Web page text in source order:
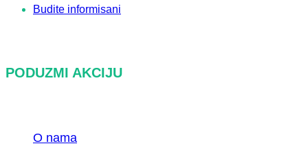
Budite informisani
PODUZMI AKCIJU
O nama